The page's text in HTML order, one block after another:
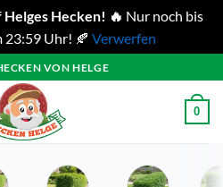
Helges Hecken! 🔥 Nur noch bis
23:59 Uhr! 🍂 Verwerfen
VON HELGE
0